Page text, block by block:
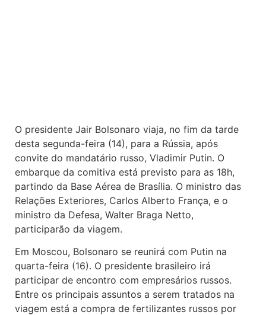
O presidente Jair Bolsonaro viaja, no fim da tarde
desta segunda-feira (14), para a Rússia, após
convite do mandatário russo, Vladimir Putin. O
embarque da comitiva está previsto para as 18h,
partindo da Base Aérea de Brasília. O ministro das
Relações Exteriores, Carlos Alberto França, e o
ministro da Defesa, Walter Braga Netto,
participarão da viagem.
Em Moscou, Bolsonaro se reunirá com Putin na
quarta-feira (16). O presidente brasileiro irá
participar de encontro com empresários russos.
Entre os principais assuntos a serem tratados na
viagem está a compra de fertilizantes russos por